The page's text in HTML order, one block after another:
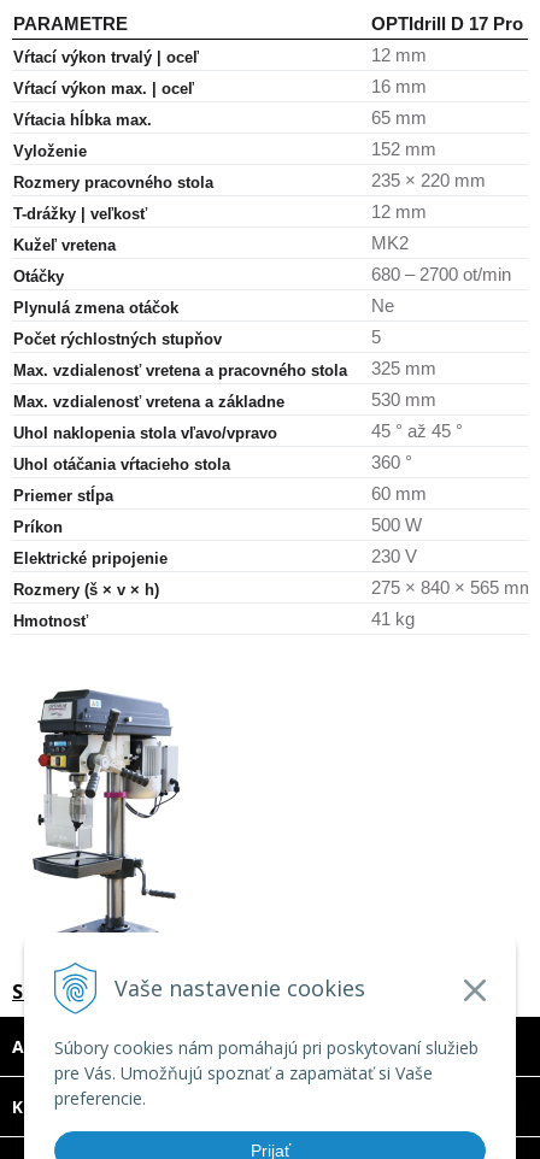
Vaše nastavenie cookies
Súbory cookies nám pomáhajú pri poskytovaní služieb
pre Vás. Umožňujú spoznať a zapamätať si Vaše
preferencie.
Prijať
PARAMETRE OPTIdrill D 17 Pro
Vŕtací výkon trvalý | oceľ 12 mm
Vŕtací výkon max. | oceľ 16 mm
Vŕtacia hĺbka max. 65 mm
Vyloženie 152 mm
Rozmery pracovného stola 235 × 220 mm
T-drážky | veľkosť 12 mm
Kužeľ vretena MK2
Otáčky 680 – 2700 ot/min
Plynulá zmena otáčok Ne
Počet rýchlostných stupňov 5
Max. vzdialenosť vretena a pracovného stola 325 mm
Max. vzdialenosť vretena a základne 530 mm
Uhol naklopenia stola vľavo/vpravo 45 ° až 45 °
Uhol otáčania vŕtacieho stola 360 °
Priemer stĺpa 60 mm
Príkon 500 W
Elektrické pripojenie 230 V
Rozmery (š × v × h) 275 × 840 × 565 mm
Hmotnosť 41 kg
Stolová vŕtačka OPTIdrill D 17 Pro
ADRESA
KONTAKTDOVOLENKA 3. - 7. augusta 2026
Predajňa bude ZATVORENÁ a vytvorené